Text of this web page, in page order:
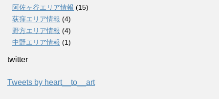
阿佐ヶ谷エリア情報 (15)
荻窪エリア情報 (4)
野方エリア情報 (4)
中野エリア情報 (1)
twitter
Tweets by heart__to__art